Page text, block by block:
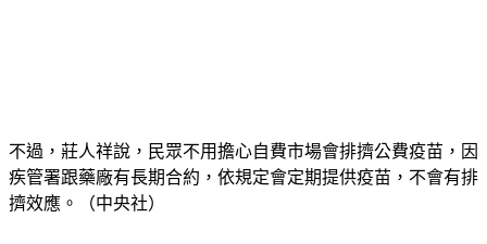
疾管署跟藥廠有長期合約，依規定會定期提供疫苗，不會有排
擠效應。（中央社）